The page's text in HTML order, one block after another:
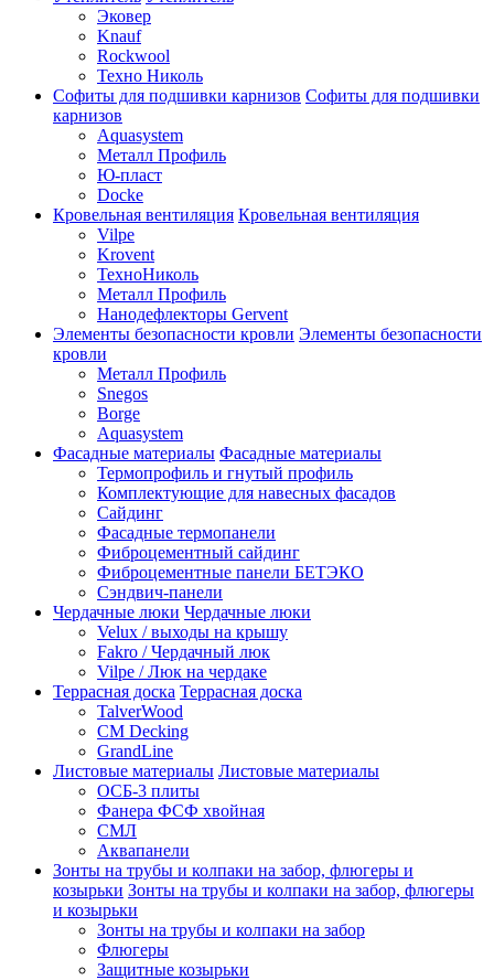
Эковер
Knauf
Rockwool
Техно Николь
Софиты для подшивки карнизов Софиты для подшивки
карнизов
Aquasystem
Металл Профиль
Ю-пласт
Docke
Кровельная вентиляция Кровельная вентиляция
Vilpe
Krovent
ТехноНиколь
Металл Профиль
Нанодефлекторы Gervent
Элементы безопасности кровли Элементы безопасности
кровли
Металл Профиль
Snegos
Borge
Aquasystem
Фасадные материалы Фасадные материалы
Термопрофиль и гнутый профиль
Комплектующие для навесных фасадов
Сайдинг
Фасадные термопанели
Фиброцементный сайдинг
Фиброцементные панели БЕТЭКО
Сэндвич-панели
Чердачные люки Чердачные люки
Velux / выходы на крышу
Fakro / Чердачный люк
Vilpe / Люк на чердаке
Террасная доска Террасная доска
TalverWood
CM Decking
GrandLine
Листовые материалы Листовые материалы
ОСБ-3 плиты
Фанера ФСФ хвойная
СМЛ
Аквапанели
Зонты на трубы и колпаки на забор, флюгеры и
козырьки Зонты на трубы и колпаки на забор, флюгеры
и козырьки
Зонты на трубы и колпаки на забор
Флюгеры
Защитные козырьки